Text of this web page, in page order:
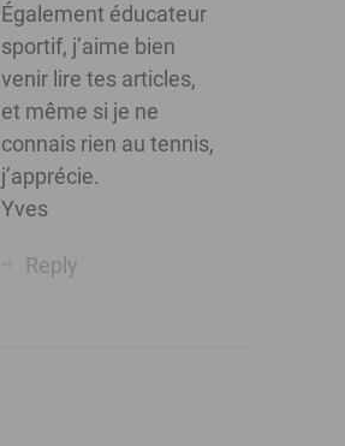
Également éducateur
sportif, j’aime bien
venir lire tes articles,
et même si je ne
connais rien au tennis,
j’apprécie.
Yves
Reply